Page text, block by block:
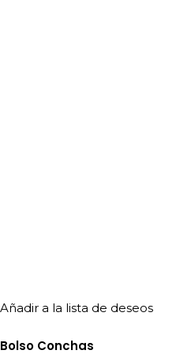
Añadir a la lista de deseos
Bolso Conchas